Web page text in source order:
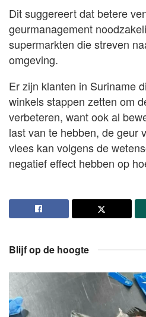
Dit suggereert dat betere
geurmanagement
supermarkten die streven
omgeving.
Er zijn klanten in Suriname
winkels stappen zetten om
verbeteren, want ook al
last van te hebben, de geur
vlees kan volgens de
negatief effect hebben op
Blijf op de hoogte